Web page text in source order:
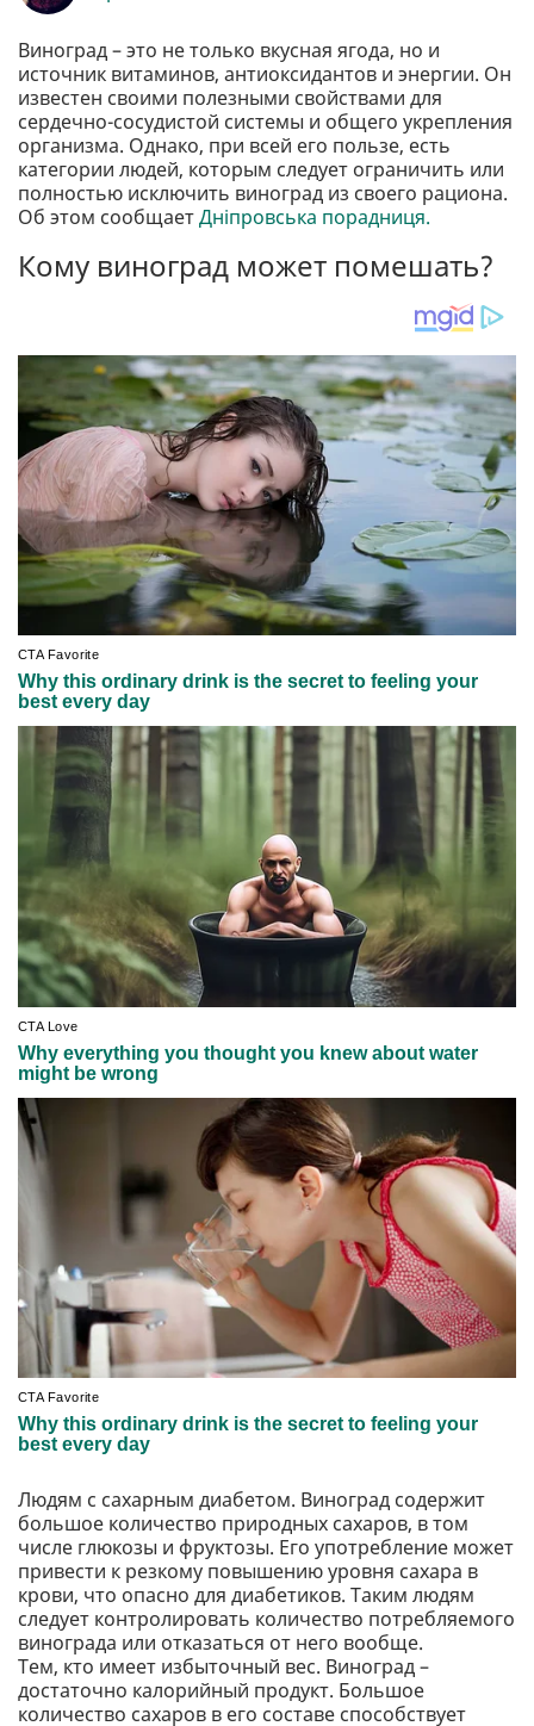
Виноград – это не только вкусная ягода, но и
источник витаминов, антиоксидантов и энергии. Он
известен своими полезными свойствами для
сердечно-сосудистой системы и общего укрепления
организма. Однако, при всей его пользе, есть
категории людей, которым следует ограничить или
полностью исключить виноград из своего рациона.
Об этом сообщаетДніпровська порадниця.
Кому виноград может помешать?
Людям с сахарным диабетом. Виноград содержит
большое количество природных сахаров, в том
числе глюкозы и фруктозы. Его употребление может
привести к резкому повышению уровня сахара в
крови, что опасно для диабетиков. Таким людям
следует контролировать количество потребляемого
винограда или отказаться от него вообще.
Тем, кто имеет избыточный вес. Виноград –
достаточно калорийный продукт. Большое
количество сахаров в его составе способствует